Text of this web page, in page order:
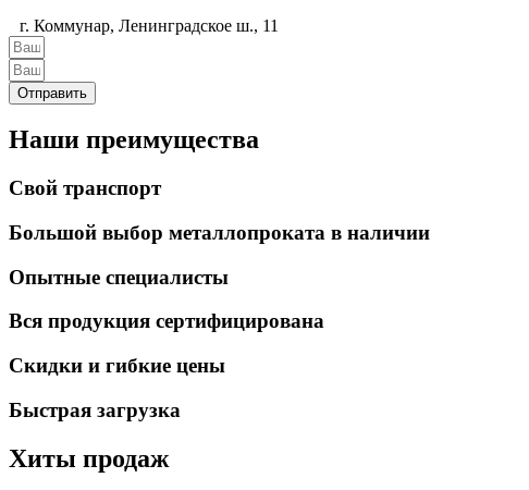
г. Коммунар, Ленинградское ш., 11
Отправить
Наши преимущества
Свой транспорт
Большой выбор металлопроката в наличии
Опытные специалисты
Вся продукция сертифицирована
Скидки и гибкие цены
Быстрая загрузка
Хиты продаж